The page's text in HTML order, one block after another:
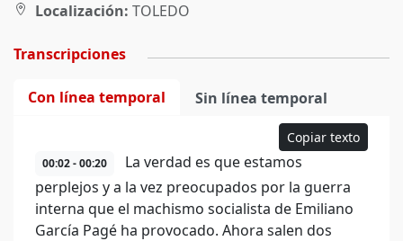
Localización: TOLEDO
Transcripciones
Con línea temporal Sin línea temporal
Copiar texto
00:02 - 00:20
La verdad es que estamos
perplejos y a la vez preocupados por la guerra
interna que el machismo socialista de Emiliano
García Pagé ha provocado. Ahora salen dos